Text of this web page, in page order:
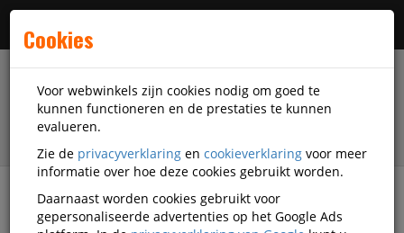
filter
Cookies
Voor webwinkels zijn cookies nodig om goed te
kunnen functioneren en de prestaties te kunnen
evalueren.
Zie de privacyverklaring en cookieverklaring voor meer
informatie over hoe deze cookies gebruikt worden.
Daarnaast worden cookies gebruikt voor
gepersonaliseerde advertenties op het Google Ads